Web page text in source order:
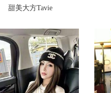
甜美大方Tavie